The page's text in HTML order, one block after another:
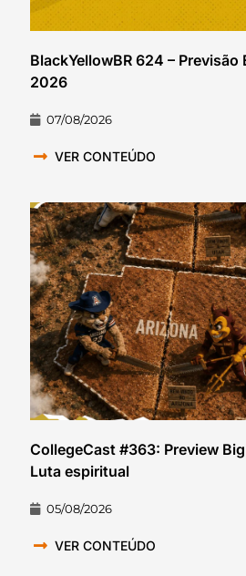
BlackYellowBR 624 – Previsão
2026
07/08/2026
VER CONTEÚDO
CollegeCast #363: Preview
Luta espiritual
05/08/2026
VER CONTEÚDO